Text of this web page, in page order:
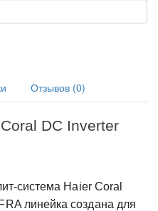
Отзывов (0)
DC Inverter
Haier Coral
линейка создана для